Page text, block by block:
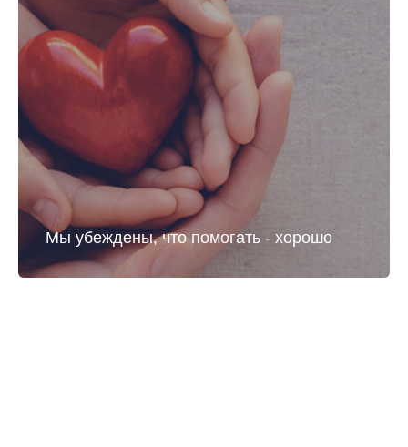
Мы убеждены, что помогать - хорошо